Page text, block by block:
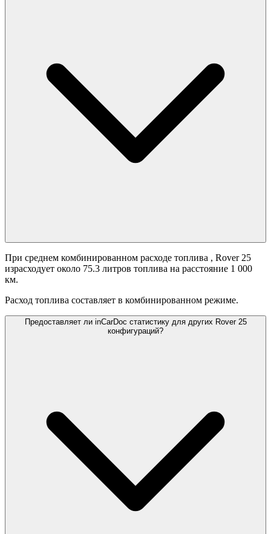
При среднем комбинированном расходе топлива , Rover 25
израсходует около 75.3 литров топлива на расстояние 1 000
км.
Расход топлива составляет в комбинированном режиме.
Предоставляет ли inCarDoc статистику для других Rover 25
конфигураций?